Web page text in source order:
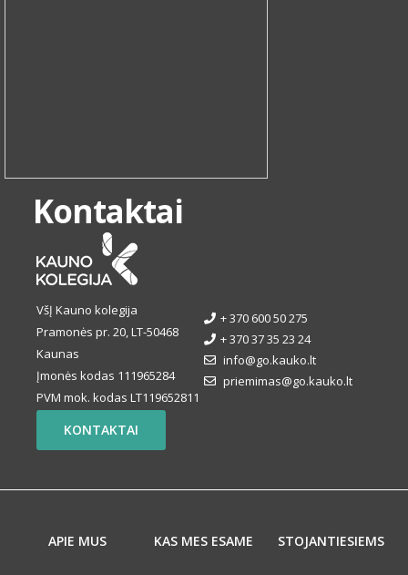
Kontaktai
VšĮ Kauno kolegija
Pramonės pr. 20, LT-50468
Kaunas
Įmonės kodas 111965284
PVM mok. kodas LT119652811
+ 370 600 50 275
+ 370 37 35 23 24
info@go.kauko.lt
priemimas@go.kauko.lt
KONTAKTAI
APIE MUS KAS MES ESAME STOJANTIESIEMS